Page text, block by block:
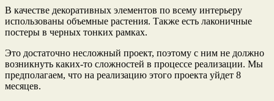
В качестве декоративных элементов по всему интерьеру
использованы объемные растения. Также есть лаконичные
постеры в черных тонких рамках.
Это достаточно несложный проект, поэтому с ним не должно
возникнуть каких-то сложностей в процессе реализации. Мы
предполагаем, что на реализацию этого проекта уйдет 8
месяцев.